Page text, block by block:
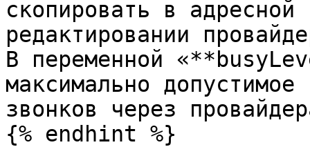
скопировать в
редактировании
В переменной
максимально допустимое
звонков через
{% endhint %}